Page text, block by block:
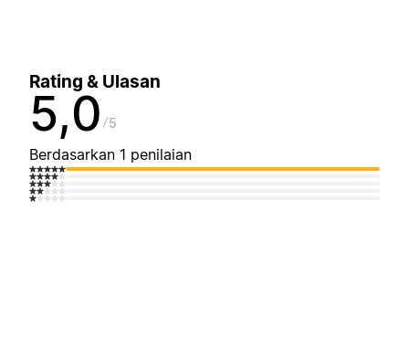
Rating & Ulasan
5,0 5
Berdasarkan 1 penilaian